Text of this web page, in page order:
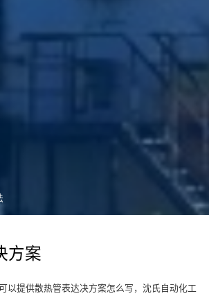
方案
以提供散热管表达决方案怎么写，沈氏自动化工